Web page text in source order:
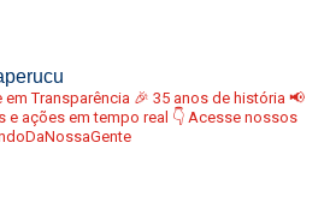
em Transparência 🎉 35 anos de história 📢
e ações em tempo real 👇 Acesse nossos